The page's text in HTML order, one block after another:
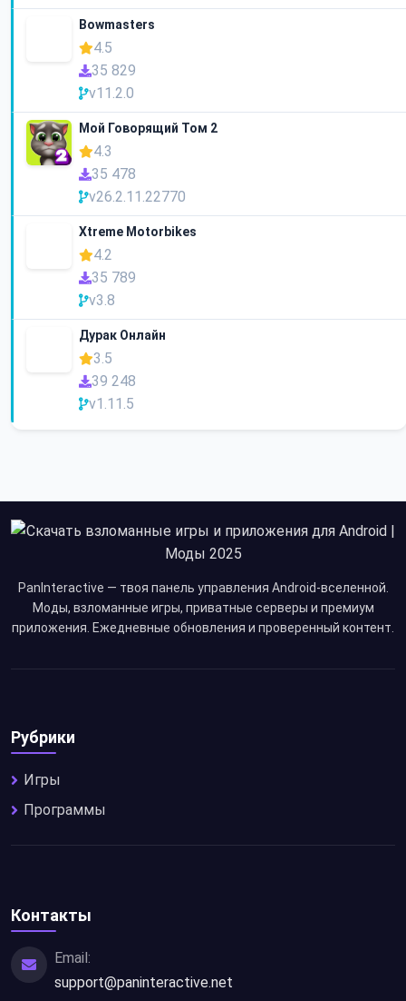
Bowmasters
4.5
35 829
v11.2.0
Мой Говорящий Том 2
4.3
35 478
v26.2.11.22770
Xtreme Motorbikes
4.2
35 789
v3.8
Дурак Онлайн
3.5
39 248
v1.11.5
PanInteractive — твоя панель управления Android-вселенной.
Моды, взломанные игры, приватные серверы и премиум
приложения. Ежедневные обновления и проверенный контент.
Рубрики
Игры
Программы
Контакты
Email:
support@paninteractive.net